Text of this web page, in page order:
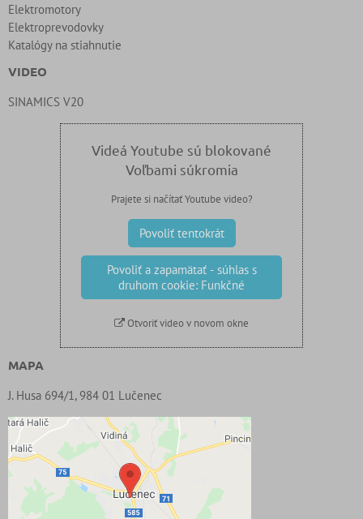
Elektromotory
Elektroprevodovky
Katalógy na stiahnutie
VIDEO
SINAMICS V20
Videá Youtube sú blokované
Voľbami súkromia
Prajete si načítať Youtube video?
Povoliť tentokrát
Povoliť a zapamätať - súhlas s
druhom cookie: Funkčné
Otvoriť video v novom okne
MAPA
J. Husa 694/1, 984 01 Lučenec